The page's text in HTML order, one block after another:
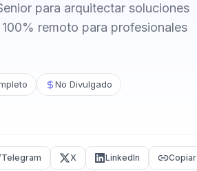
para arquitectar soluciones
remoto para profesionales
No Divulgado
Telegram X LinkedIn Copiar